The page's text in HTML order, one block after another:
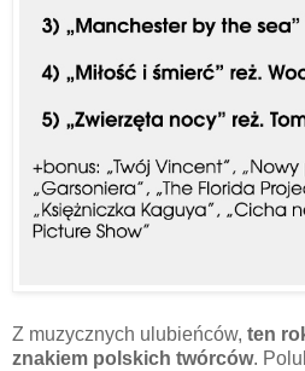
Z muzycznych ulubieńców, ten
znakiem polskich twórców.